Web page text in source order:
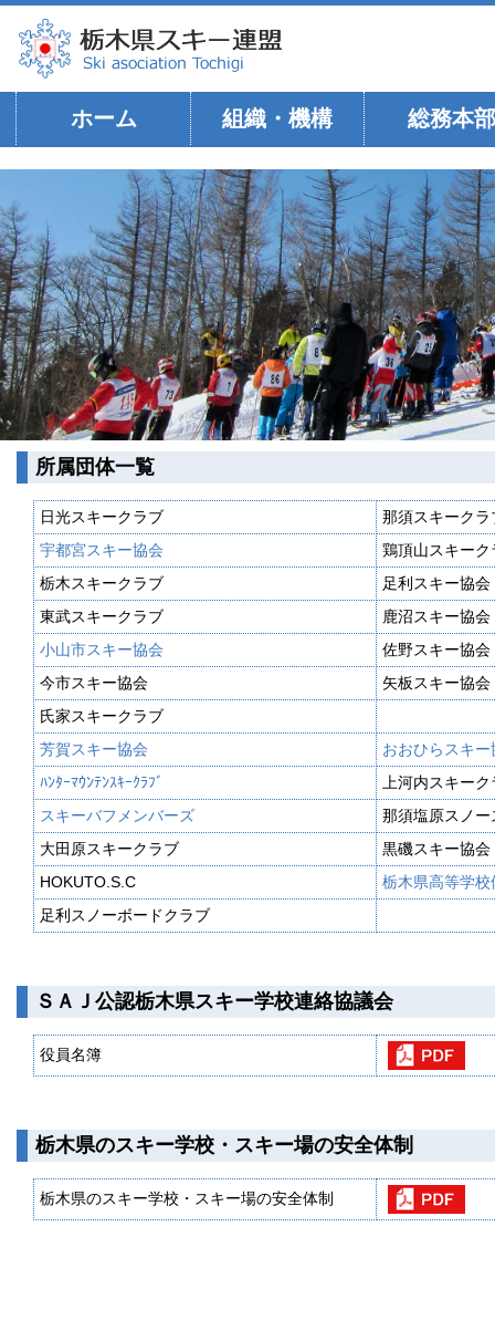
ホーム 組織・機構 総務本部
所属団体一覧
日光スキークラブ
那須スキークラ
宇都宮スキー協会
鶏頂山スキーク
栃木スキークラブ
足利スキー協会
東武スキークラブ
鹿沼スキー協会
小山市スキー協会
佐野スキー協会
今市スキー協会
矢板スキー協会
氏家スキークラブ
芳賀スキー協会
おおひらスキー
ﾊﾝﾀｰﾏｳﾝﾃﾝｽｷｰｸﾗﾌﾞ
上河内スキー
スキーバフメンバーズ
那須塩原スノ
大田原スキークラブ
黒磯スキー協会
HOKUTO.S.C
栃木県高等学校
足利スノーボードクラブ
ＳＡＪ公認栃木県スキー学校連絡協議会
役員名簿
栃木県のスキー学校・スキー場の安全体制
栃木県のスキー学校・スキー場の安全体制